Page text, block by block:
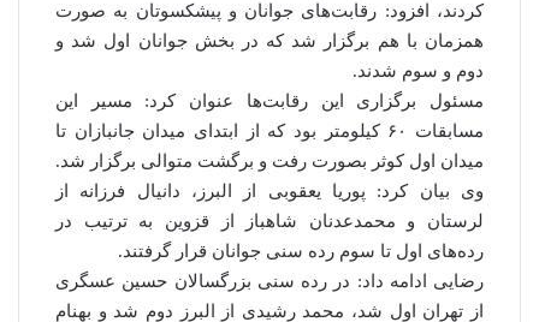
کردند، افزود: رقابت‌های جوانان و پیشکسوتان به صورت
همزمان با هم برگزار شد که در بخش جوانان اول شد و
دوم و سوم شدند.
مسئول برگزاری این رقابت‌ها عنوان کرد: مسیر این
مسابقات ۶۰ کیلومتر بود که از ابتدای میدان جانبازان تا
میدان اول کوثر بصورت رفت و برگشت متوالی برگزار شد.
وی بیان کرد: پوریا یعقوبی از البرز، دانیال فرزانه از
لرستان و محمدعدنان شاهباز از قزوین به ترتیب در
رده‌های اول تا سوم رده سنی جوانان قرار گرفتند.
رضایی ادامه داد: در رده سنی بزرگسالان حسین عسگری
از تهران اول شد، محمد رشیدی از البرز دوم شد و بهنام